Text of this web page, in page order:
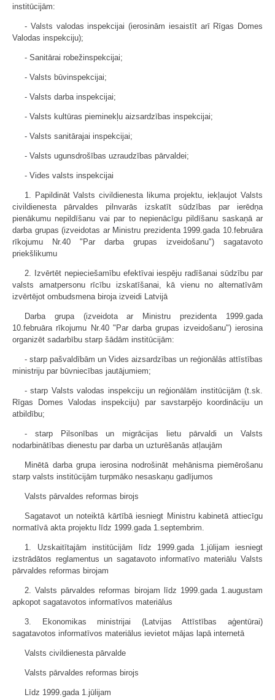
institūcijām:
- Valsts valodas inspekcijai (ierosinām iesaistīt arī Rīgas Domes
Valodas inspekciju);
- Sanitārai robežinspekcijai;
- Valsts būvinspekcijai;
- Valsts darba inspekcijai;
- Valsts kultūras pieminekļu aizsardzības inspekcijai;
- Valsts sanitārajai inspekcijai;
- Valsts ugunsdrošības uzraudzības pārvaldei;
- Vides valsts inspekcijai
1. Papildināt Valsts civildienesta likuma projektu, iekļaujot Valsts
civildienesta pārvaldes pilnvarās izskatīt sūdzības par ierēdņa
pienākumu nepildīšanu vai par to nepienācīgu pildīšanu saskaņā ar
darba grupas (izveidotas ar Ministru prezidenta 1999.gada 10.februāra
rīkojumu Nr.40 "Par darba grupas izveidošanu") sagatavoto
priekšlikumu
2. Izvērtēt nepieciešamību efektīvai iespēju radīšanai sūdzību par
valsts amatpersonu rīcību izskatīšanai, kā vienu no alternatīvām
izvērtējot ombudsmena biroja izveidi Latvijā
Darba grupa (izveidota ar Ministru prezidenta 1999.gada
10.februāra rīkojumu Nr.40 "Par darba grupas izveidošanu") ierosina
organizēt sadarbību starp šādām institūcijām:
- starp pašvaldībām un Vides aizsardzības un reģionālās attīstības
ministriju par būvniecības jautājumiem;
- starp Valsts valodas inspekciju un reģionālām institūcijām (t.sk.
Rīgas Domes Valodas inspekciju) par savstarpējo koordināciju un
atbildību;
- starp Pilsonības un migrācijas lietu pārvaldi un Valsts
nodarbinātības dienestu par darba un uzturēšanās atļaujām
Minētā darba grupa ierosina nodrošināt mehānisma piemērošanu
starp valsts institūcijām turpmāko nesaskaņu gadījumos
Valsts pārvaldes reformas birojs
Sagatavot un noteiktā kārtībā iesniegt Ministru kabinetā attiecīgu
normatīvā akta projektu līdz 1999.gada 1.septembrim.
1. Uzskaitītajām institūcijām līdz 1999.gada 1.jūlijam iesniegt
izstrādātos reglamentus un sagatavoto informatīvo materiālu Valsts
pārvaldes reformas birojam
2. Valsts pārvaldes reformas birojam līdz 1999.gada 1.augustam
apkopot sagatavotos informatīvos materiālus
3. Ekonomikas ministrijai (Latvijas Attīstības aģentūrai)
sagatavotos informatīvos materiālus ievietot mājas lapā internetā
Valsts civildienesta pārvalde
Valsts pārvaldes reformas birojs
Līdz 1999.gada 1.jūlijam